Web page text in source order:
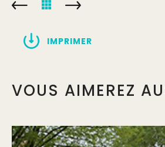
IMPRIMER
VOUS AIMEREZ